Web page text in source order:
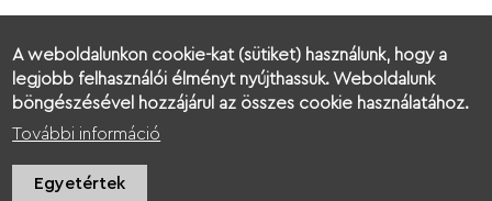
KUKKÓNIA GREEN
A weboldalunkon cookie-kat (sütiket) használunk, hogy a
legjobb felhasználói élményt nyújthassuk. Weboldalunk
böngészésével hozzájárul az összes cookie használatához.
További információ
Egyetértek